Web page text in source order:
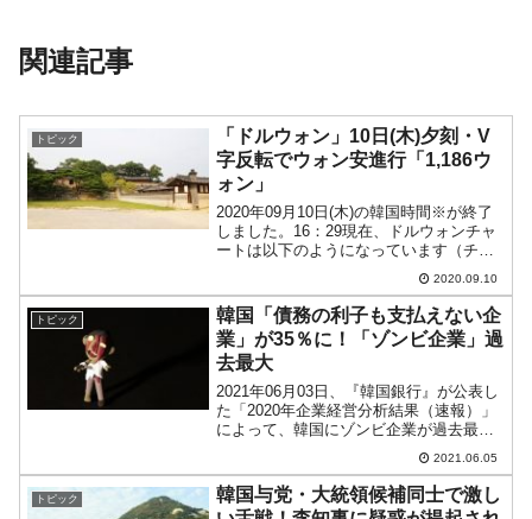
関連記事
トピック
「ドルウォン」10日(木)夕刻・V
字反転でウォン安進行「1,186ウ
ォン」
2020年09月10日(木)の韓国時間※が終了
しました。16：29現在、ドルウォンチャ
ートは以下のようになっています（チャ
ートは『Investing.com』より引用：以下
同）。まだ陽線でウォン安進行となって
います。ローソク足1本が1分間の...
2020.09.10
トピック
韓国「債務の利子も支払えない企
業」が35％に！「ゾンビ企業」過
去最大
2021年06月03日、『韓国銀行』が公表し
た「2020年企業経営分析結果（速報）」
によって、韓国にゾンビ企業が過去最高
に増えたことが分かりました。「利子も
支払えない」状況に陥っている！ゾンビ
企業というのは1年間の営業利益が債務の
利払い金額...
2021.06.05
トピック
韓国与党・大統領候補同士で激し